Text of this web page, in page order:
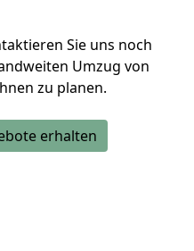
Sie uns noch
Umzug von
zu planen.
erhalten